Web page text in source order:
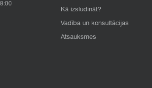
Kā izsludināt?
Vadība un konsultācijas
Atsauksmes